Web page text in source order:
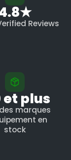
Reviews
et plus
marques
en
stock